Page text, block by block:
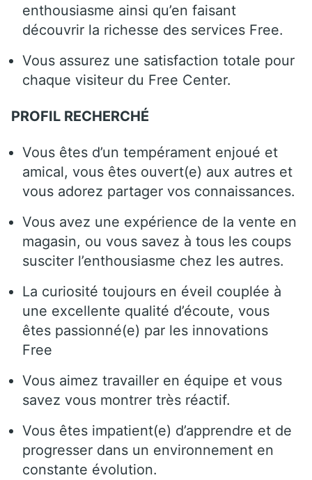
enthousiasme ainsi qu’en faisant
découvrir la richesse des services Free.
Vous assurez une satisfaction totale pour
chaque visiteur du Free Center.
PROFIL RECHERCHÉ
Vous êtes d’un tempérament enjoué et
amical, vous êtes ouvert(e) aux autres et
vous adorez partager vos connaissances.
Vous avez une expérience de la vente en
magasin, ou vous savez à tous les coups
susciter l’enthousiasme chez les autres.
La curiosité toujours en éveil couplée à
une excellente qualité d’écoute, vous
êtes passionné(e) par les innovations
Free
Vous aimez travailler en équipe et vous
savez vous montrer très réactif.
Vous êtes impatient(e) d’apprendre et de
progresser dans un environnement en
constante évolution.